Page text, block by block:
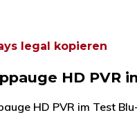
legal kopieren
HD PVR
HD PVR im Test